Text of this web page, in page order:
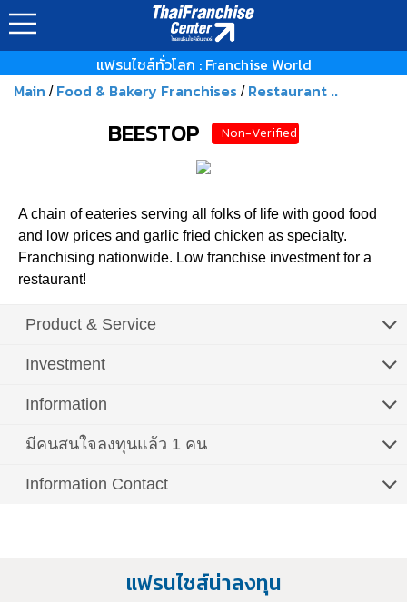
แฟรนไชส์ทั่วโลก : Franchise World
Main / Food & Bakery Franchises / Restaurant ..
BEESTOP Non-Verified
A chain of eateries serving all folks of life with good food
and low prices and garlic fried chicken as specialty.
Franchising nationwide. Low franchise investment for a
restaurant!
Product & Service
Investment
Information
มีคนสนใจลงทุนแล้ว 1 คน
Information Contact
แฟรนไชส์น่าลงทุน